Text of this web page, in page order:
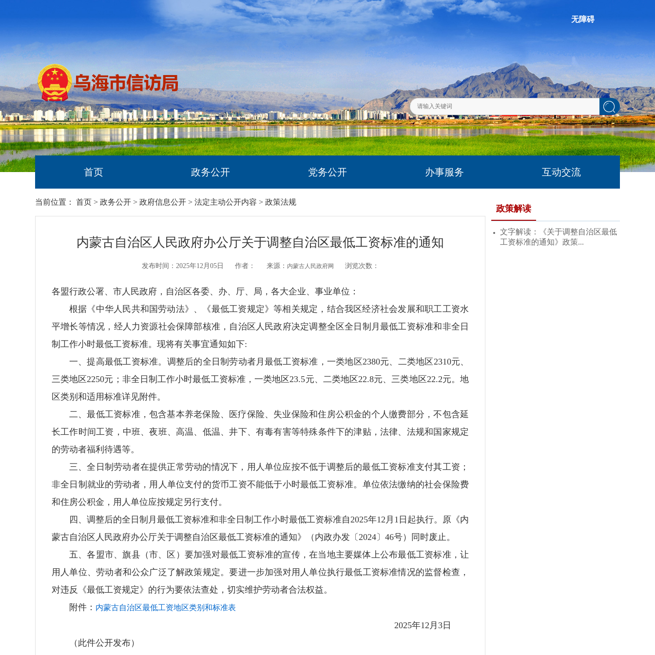
无障碍
首页 政务公开 党务公开 办事服务 互动交流
当前位置： 首页 > 政务公开 > 政府信息公开 > 法定主动公开内容 > 政策法规
内蒙古自治区人民政府办公厅关于调整自治区最低工资标准的通知
发布时间：2025年12月05日 作者： 来源： 内蒙古人民政府网 浏览次数：
各盟行政公署、市人民政府，自治区各委、办、厅、局，各大企业、事业单位：
根据《中华人民共和国劳动法》、《最低工资规定》等相关规定，结合我区经济社会发展和职工工资水
平增长等情况，经人力资源社会保障部核准，自治区人民政府决定调整全区全日制月最低工资标准和非全日
制工作小时最低工资标准。现将有关事宜通知如下:
一、提高最低工资标准。调整后的全日制劳动者月最低工资标准，一类地区2380元、二类地区2310元、
三类地区2250元；非全日制工作小时最低工资标准，一类地区23.5元、二类地区22.8元、三类地区22.2元。地
区类别和适用标准详见附件。
二、最低工资标准，包含基本养老保险、医疗保险、失业保险和住房公积金的个人缴费部分，不包含延
长工作时间工资，中班、夜班、高温、低温、井下、有毒有害等特殊条件下的津贴，法律、法规和国家规定
的劳动者福利待遇等。
三、全日制劳动者在提供正常劳动的情况下，用人单位应按不低于调整后的最低工资标准支付其工资；
非全日制就业的劳动者，用人单位支付的货币工资不能低于小时最低工资标准。单位依法缴纳的社会保险费
和住房公积金，用人单位应按规定另行支付。
四、调整后的全日制月最低工资标准和非全日制工作小时最低工资标准自2025年12月1日起执行。原《内
蒙古自治区人民政府办公厅关于调整自治区最低工资标准的通知》（内政办发〔2024〕46号）同时废止。
五、各盟市、旗县（市、区）要加强对最低工资标准的宣传，在当地主要媒体上公布最低工资标准，让
用人单位、劳动者和公众广泛了解政策规定。要进一步加强对用人单位执行最低工资标准情况的监督检查，
对违反《最低工资规定》的行为要依法查处，切实维护劳动者合法权益。
附件： 内蒙古自治区最低工资地区类别和标准表
2025年12月3日
（此件公开发布）
政策解读
文字解读：《关于调整自治区最低
工资标准的通知》政策...